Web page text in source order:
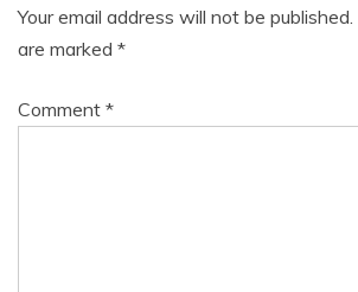
Your email address will not be published.
are marked *
Comment *